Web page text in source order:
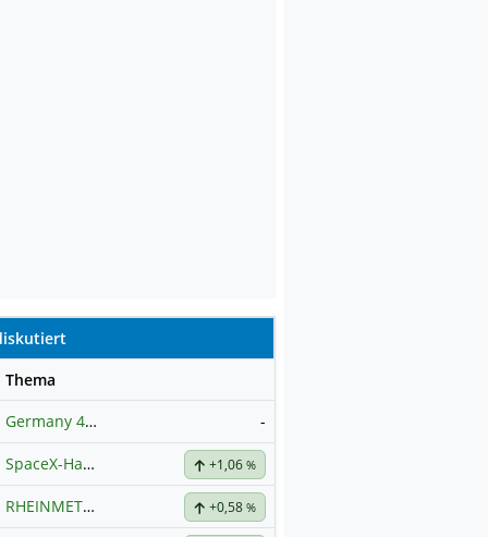
Thema
Germany 40 / DAX Prognose -
SpaceX-Haupt-Hauptforum +1,06%
RHEINMETALL Hauptdiskussion+0,58%